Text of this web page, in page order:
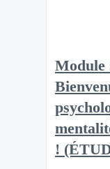
Module
!